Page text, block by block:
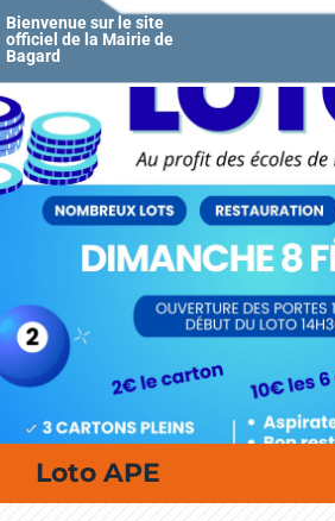
Accueil
ÉDUCATION / JEUNESSE
VIE COMMUNALE
MES SORTIES / MES LOISIRS
Bienvenue sur le site
officiel de la Mairie de
Bagard
Loto APE